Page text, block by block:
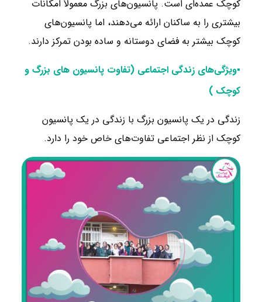
کوچک عمده‌ای است. پانسیون‌های بزرگ معمولاً امکانات
بیشتری را به ساکنان ارائه می‌دهند، اما پانسیون‌های
کوچک بیشتر به فضای دوستانه و ساده بودن تمرکز دارند.
▪ویژگی‌های زندگی اجتماعی (تفاوت پانسیون های بزرگ و
کوچک )
زندگی در یک پانسیون بزرگ با زندگی در یک پانسیون
کوچک از نظر اجتماعی تفاوت‌های خاص خود را دارد.